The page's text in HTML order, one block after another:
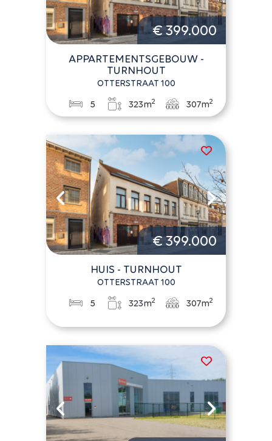
€ 399.000
APPARTEMENTSGEBOUW -
TURNHOUT
OTTERSTRAAT 100
5 323m2 307m2
€ 399.000
HUIS - TURNHOUT
OTTERSTRAAT 100
5 323m2 307m2